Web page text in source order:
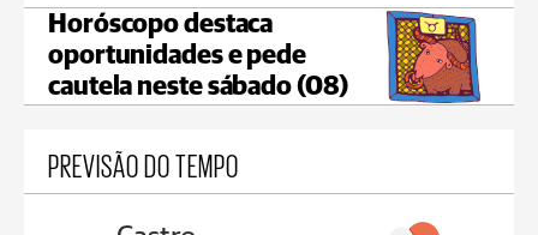
Horóscopo destaca
oportunidades e pede
cautela neste sábado (08)
PREVISÃO DO TEMPO